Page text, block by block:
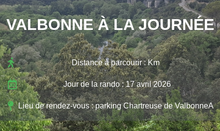
VALBONNE À LA JOURNÉE
Distance à parcourir : Km
Jour de la rando : 17 avril 2026
Lieu de rendez-vous : parking Chartreuse de ValbonneA